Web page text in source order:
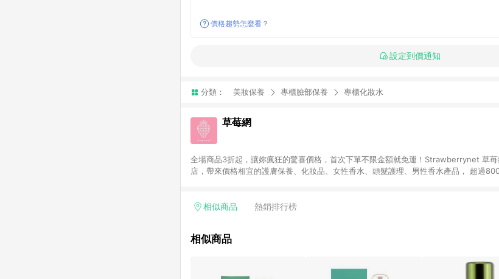
價格趨勢怎麼看？
設定到價通知
分類： 美妝保養 專櫃臉部保養 專櫃化妝水
草莓網
全場商品3折起，讓妳瘋狂的驚喜價格，首次下單不限金額就免運！Strawberrynet 草
店，帶來價格相宜的護膚保養、化妝品、女性香水、頭髮護理、男性香水產品， 超過
相似商品 熱銷排行榜
相似商品